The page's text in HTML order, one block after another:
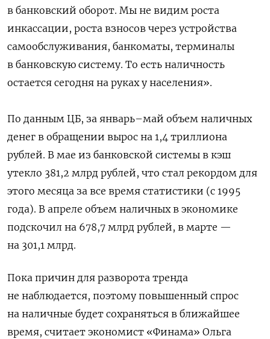
в банковский оборот. Мы не видим роста
инкассации, роста взносов через устройства
самообслуживания, банкоматы, терминалы
в банковскую систему. То есть наличность
остается сегодня на руках у населения».
По данным ЦБ, за январь–май объем наличных
денег в обращении вырос на 1,4 триллиона
рублей. В мае из банковской системы в кэш
утекло 381,2 млрд рублей, что стал рекордом для
этого месяца за все время статистики (с 1995
года). В апреле объем наличных в экономике
подскочил на 678,7 млрд рублей, в марте —
на 301,1 млрд.
Пока причин для разворота тренда
не наблюдается, поэтому повышенный спрос
на наличные будет сохраняться в ближайшее
время, считает экономист «Финама» Ольга